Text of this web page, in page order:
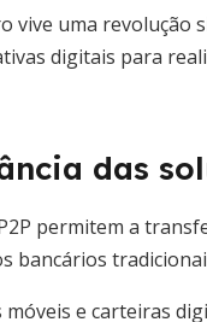
vive uma revolução
digitais para
das
permitem a
bancários
e carteiras